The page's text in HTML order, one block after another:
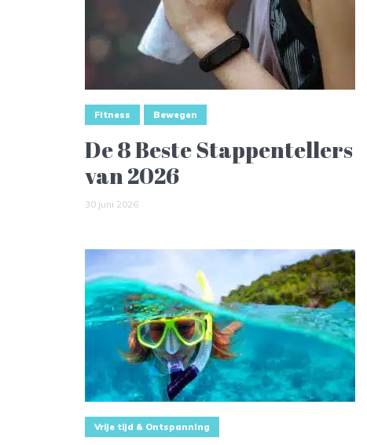
Fitness Bewegen
De 8 Beste Stappentellers
van 2026
30 juni 2026
Vrije tijd & Ontspanning